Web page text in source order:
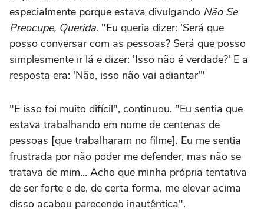
especialmente porque estava divulgando Não Se
Preocupe, Querida. "Eu queria dizer: 'Será que
posso conversar com as pessoas? Será que posso
simplesmente ir lá e dizer: 'Isso não é verdade?' E a
resposta era: 'Não, isso não vai adiantar'"
"E isso foi muito difícil", continuou. "Eu sentia que
estava trabalhando em nome de centenas de
pessoas [que trabalharam no filme]. Eu me sentia
frustrada por não poder me defender, mas não se
tratava de mim… Acho que minha própria tentativa
de ser forte e de, de certa forma, me elevar acima
disso acabou parecendo inautêntica".